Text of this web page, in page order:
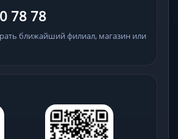
78 78
ближайший филиал, магазин или